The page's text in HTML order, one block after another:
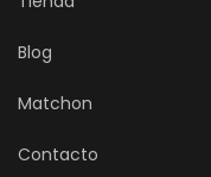
Blog
Matchon
Contacto